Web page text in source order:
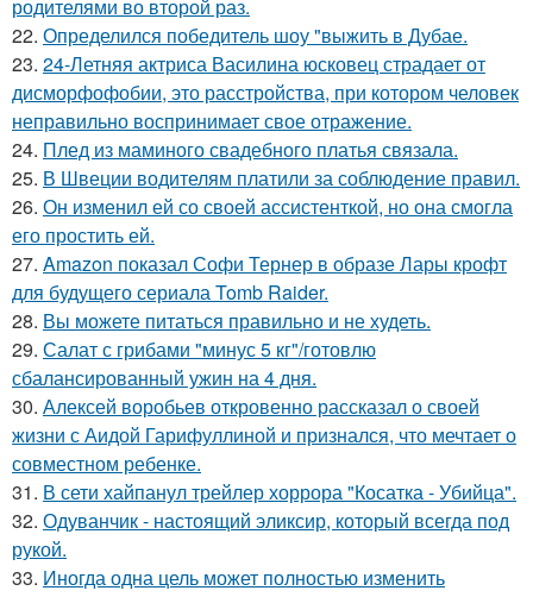
родителями во второй раз.
22. Определился победитель шоу "выжить в Дубае.
23. 24-Летняя актриса Василина юсковец страдает от
дисморфофобии, это расстройства, при котором человек
неправильно воспринимает свое отражение.
24. Плед из маминого свадебного платья связала.
25. В Швеции водителям платили за соблюдение правил.
26. Он изменил ей со своей ассистенткой, но она смогла
его простить ей.
27. Amazon показал Софи Тернер в образе Лары крофт
для будущего сериала Tomb Raider.
28. Вы можете питаться правильно и не худеть.
29. Салат с грибами "минус 5 кг"/готовлю
сбалансированный ужин на 4 дня.
30. Алексей воробьев откровенно рассказал о своей
жизни с Аидой Гарифуллиной и признался, что мечтает о
совместном ребенке.
31. В сети хайпанул трейлер хоррора "Косатка - Убийца".
32. Одуванчик - настоящий эликсир, который всегда под
рукой.
33. Иногда одна цель может полностью изменить